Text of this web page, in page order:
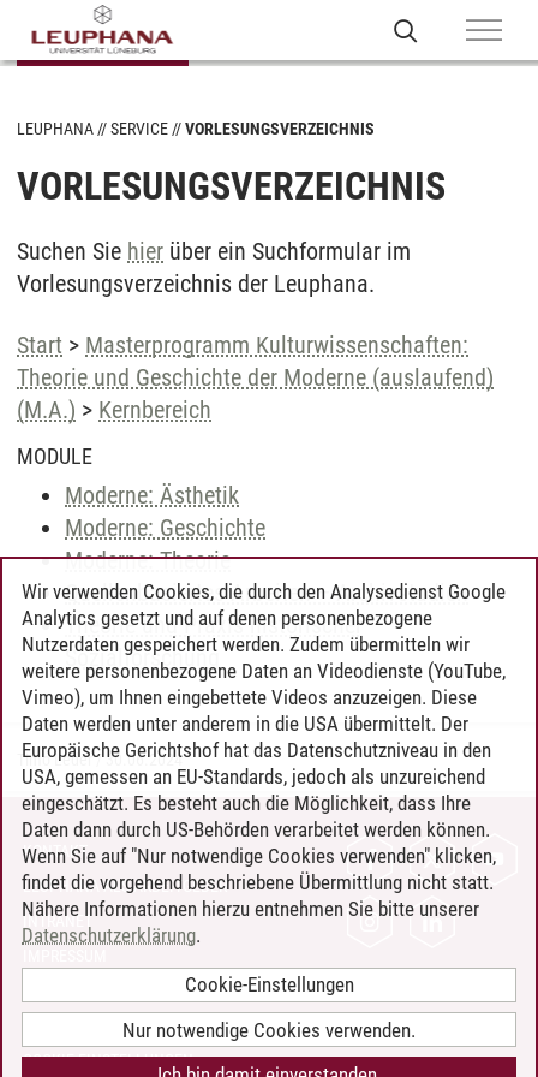
LEUPHANA SERVICE VORLESUNGSVERZEICHNIS
VORLESUNGSVERZEICHNIS
Suchen Sie hier über ein Suchformular im
Vorlesungsverzeichnis der Leuphana.
Start > Masterprogramm Kulturwissenschaften:
Theorie und Geschichte der Moderne (auslaufend)
(M.A.) > Kernbereich
MODULE
Moderne: Ästhetik
Moderne: Geschichte
Moderne: Theorie
Quellenbasiertes Arbeiten – Archivstudien
Theorie und Praxis historischer
Sozialforschung
Timo Leder/30.06.2024
KONTAKT
LEUPHANA ALS ARBEITGEBER
INTRANET
BARRIEREFREIHEIT
COOKIE-EINSTELLUNGEN
Wir verwenden Cookies, die durch den Analysedienst Google
Analytics gesetzt und auf denen personenbezogene
Nutzerdaten gespeichert werden. Zudem übermitteln wir
weitere personenbezogene Daten an Videodienste (YouTube,
Vimeo), um Ihnen eingebettete Videos anzuzeigen. Diese
Daten werden unter anderem in die USA übermittelt. Der
Europäische Gerichtshof hat das Datenschutzniveau in den
USA, gemessen an EU-Standards, jedoch als unzureichend
eingeschätzt. Es besteht auch die Möglichkeit, dass Ihre
Daten dann durch US-Behörden verarbeitet werden können.
Wenn Sie auf "Nur notwendige Cookies verwenden" klicken,
findet die vorgehend beschriebene Übermittlung nicht statt.
Nähere Informationen hierzu entnehmen Sie bitte unserer
Datenschutzerklärung.
Cookie-Einstellungen
Nur notwendige Cookies verwenden.